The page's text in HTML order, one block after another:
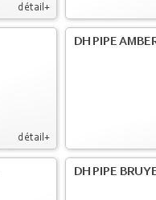
détail+
détail+
DH PIPE
DH PIPE